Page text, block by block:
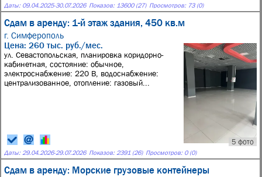
Даты: 09.04.2025-30.07.2026 Показов: 13600 (27) Просмотров: 73 (0)
Сдам в аренду: 1-й этаж здания, 450 кв.м
г. Симферополь
5 фото
Цена: 260 тыс. руб./мес.
ул. Севастопольская, планировка коридорно-
кабинетная, состояние: обычное,
электроснабжение: 220 В, водоснабжение:
централизованное, отопление: газовый...
Даты: 29.04.2026-29.07.2026 Показов: 2391 (26) Просмотров: 0 (0)
Сдам в аренду: Морские грузовые контейнеры